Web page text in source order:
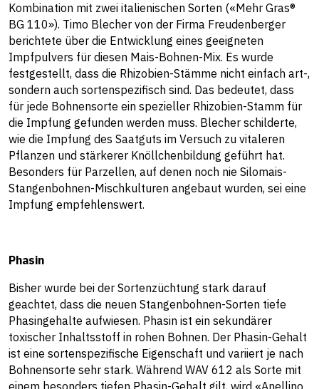
Kombination mit zwei italienischen Sorten («Mehr Gras®
BG 110»). Timo Blecher von der Firma Freudenberger
berichtete über die Entwicklung eines geeigneten
Impfpulvers für diesen Mais-Bohnen-Mix. Es wurde
festgestellt, dass die Rhizobien-Stämme nicht einfach art-,
sondern auch sortenspezifisch sind. Das bedeutet, dass
für jede Bohnensorte ein spezieller Rhizobien-Stamm für
die Impfung gefunden werden muss. Blecher schilderte,
wie die Impfung des Saatguts im Versuch zu vitaleren
Pflanzen und stärkerer Knöllchenbildung geführt hat.
Besonders für Parzellen, auf denen noch nie Silomais-
Stangenbohnen-Mischkulturen angebaut wurden, sei eine
Impfung empfehlenswert.
Phasin
Bisher wurde bei der Sortenzüchtung stark darauf
geachtet, dass die neuen Stangenbohnen-Sorten tiefe
Phasingehalte aufwiesen. Phasin ist ein sekundärer
toxischer Inhaltsstoff in rohen Bohnen. Der Phasin-Gehalt
ist eine sortenspezifische Eigenschaft und variiert je nach
Bohnensorte sehr stark. Während WAV 612 als Sorte mit